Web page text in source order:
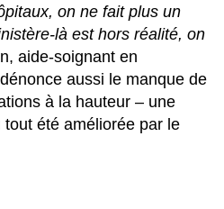
on ne fait plus un
là est hors réalité, on
aide-soignant en
aussi le manque de
à la hauteur – une
tout été améliorée par le